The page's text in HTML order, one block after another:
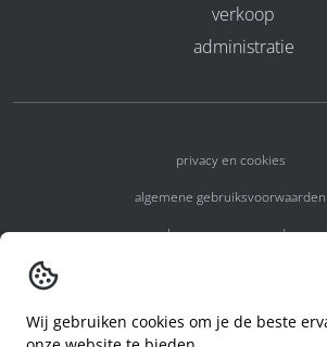
verkoop
administratie
privacy en cookies
algemene gebruiksvoorwaarden
algemene voorwaarden
Wij gebruiken cookies om je de beste